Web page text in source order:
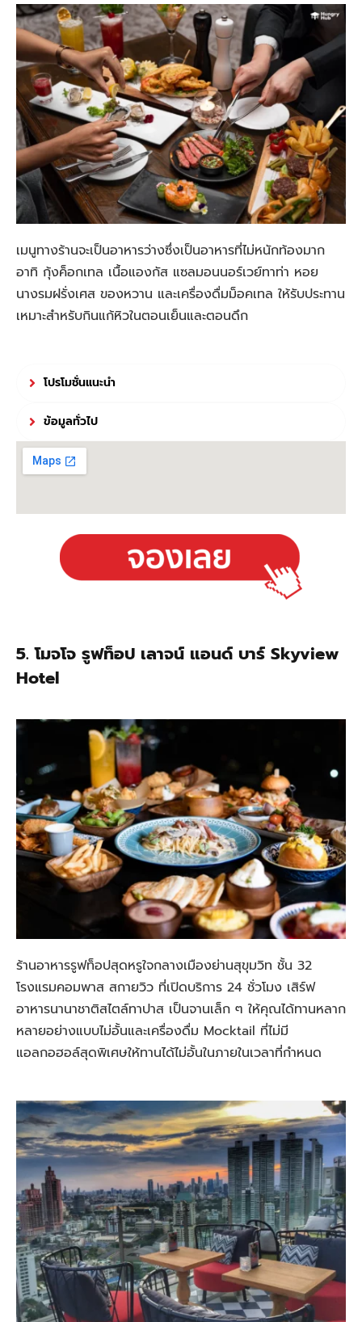
เมนูทางร้านจะเป็นอาหารว่างซึ่งเป็นอาหารที่ไม่หนักท้องมาก
อาทิ กุ้งค็อกเทล เนื้อแองกัส แซลมอนนอร์เวย์ทาท่า หอย
นางรมฝรั่งเศส ของหวาน และเครื่องดื่มม็อคเทล ให้รับประทาน
เหมาะสำหรับกินแก้หิวในตอนเย็นและตอนดึก
โปรโมชั่นแนะนำ
ข้อมูลทั่วไป
5. โมจโจ รูฟท็อป เลาจน์ แอนด์ บาร์ Skyview
Hotel
ร้านอาหารรูฟท็อปสุดหรูใจกลางเมืองย่านสุขุมวิท ชั้น 32
โรงแรมคอมพาส สกายวิว ที่เปิดบริการ 24 ชั่วโมง เสิร์ฟ
อาหารนานาชาติสไตล์ทาปาส เป็นจานเล็ก ๆ ให้คุณได้ทานหลาก
หลายอย่างแบบไม่อั้นและเครื่องดื่ม Mocktail ที่ไม่มี
แอลกอฮอล์สุดพิเศษให้ทานได้ไม่อั้นในภายในเวลาที่กำหนด